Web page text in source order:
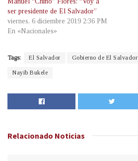
ser presidente de El Salvador”
viernes, 6 diciembre 2019 2:36 PM
En «Nacionales»
Tags: El Salvador Gobierno de El Salvador
Nayib Bukele
Relacionado Noticias